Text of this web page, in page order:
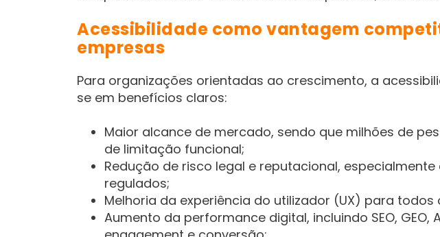
Acessibilidade como vantagem
empresas
Para organizações orientadas ao crescimento, a
se em benefícios claros:
Maior alcance de mercado, sendo que milhões de
de limitação funcional;
Redução de risco legal e reputacional,
regulados;
Melhoria da experiência do utilizador (UX) para todos
Aumento da performance digital, incluindo SEO, GEO,